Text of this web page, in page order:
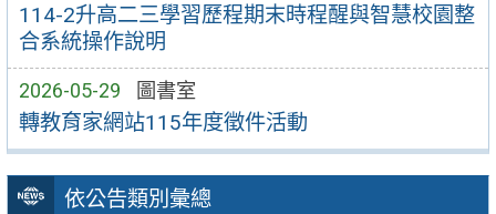
114-2升高二三學習歷程期末時程醒與智慧校園整
合系統操作說明
2026-05-29 圖書室
轉教育家網站115年度徵件活動
依公告類別彙總